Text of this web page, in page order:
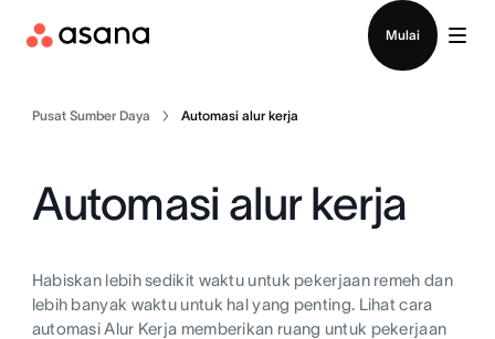
Mulai
Pusat Sumber Daya Automasi alur kerja
Automasi alur kerja
Habiskan lebih sedikit waktu untuk pekerjaan remeh dan
lebih banyak waktu untuk hal yang penting. Lihat cara
automasi Alur Kerja memberikan ruang untuk pekerjaan